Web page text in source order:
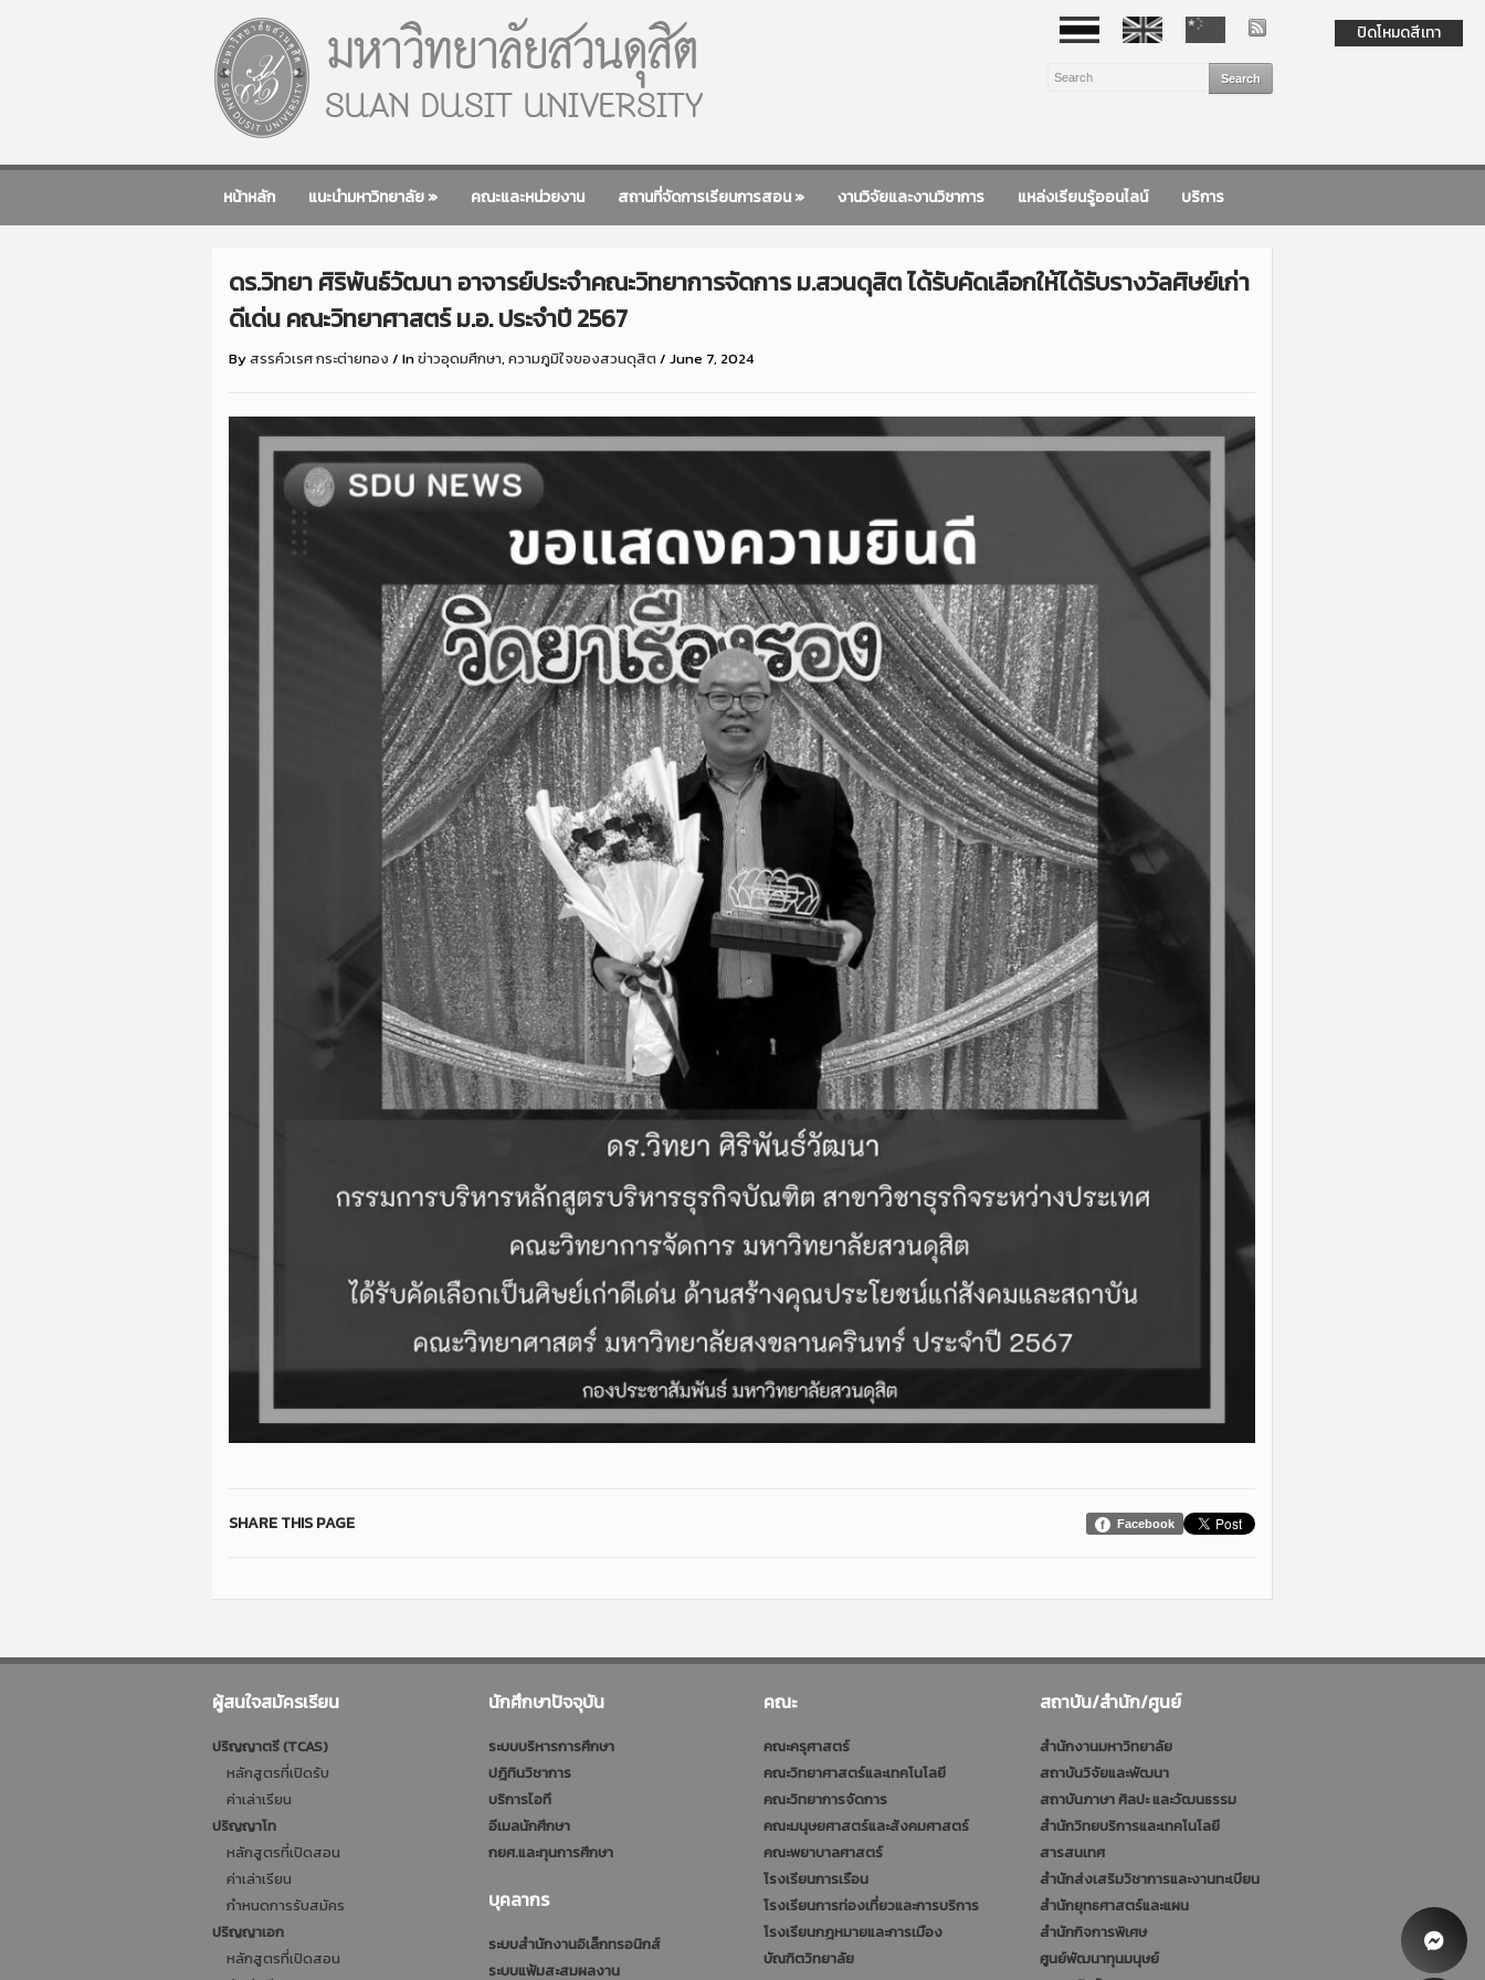
หน้าหลัก แนะนำมหาวิทยาลัย» คณะและหน่วยงาน สถานที่จัดการเรียนการสอน» งานวิจัยและงานวิชาการ แหล่งเรียนรู้ออนไลน์ บริการ
ดร.วิทยา ศิริพันธ์วัฒนา อาจารย์ประจำคณะวิทยาการจัดการ ม.สวนดุสิต ได้รับคัดเลือกให้ได้รับรางวัลศิษย์เก่า
ดีเด่น คณะวิทยาศาสตร์ ม.อ. ประจำปี 2567
Byสรรค์วเรศ กระต่ายทอง / Inข่าวอุดมศึกษา, ความภูมิใจของสวนดุสิต / June 7, 2024
Facebook
SHARE THIS PAGE
ผู้สนใจสมัครเรียน
ปริญญาตรี (TCAS)
หลักสูตรที่เปิดรับ
ค่าเล่าเรียน
ปริญญาโท
หลักสูตรที่เปิดสอน
ค่าเล่าเรียน
กำหนดการรับสมัคร
ปริญญาเอก
หลักสูตรที่เปิดสอน
นักศึกษาปัจจุบัน
ระบบบริหารการศึกษา
ปฎิทินวิชาการ
บริการไอที
อีเมลนักศึกษา
กยศ.และทุนการศึกษา
บุคลากร
ระบบสำนักงานอิเล็กทรอนิกส์
ระบบแฟ้มสะสมผลงาน
คณะ
คณะครุศาสตร์
คณะวิทยาศาสตร์และเทคโนโลยี
คณะวิทยาการจัดการ
คณะมนุษยศาสตร์และสังคมศาสตร์
คณะพยาบาลศาสตร์
โรงเรียนการเรือน
โรงเรียนการท่องเที่ยวและการบริการ
โรงเรียนกฎหมายและการเมือง
บัณฑิตวิทยาลัย
สถาบัน/สำนัก/ศูนย์
สำนักงานมหาวิทยาลัย
สถาบันวิจัยและพัฒนา
สถาบันภาษา ศิลปะ และวัฒนธรรม
สำนักวิทยบริการและเทคโนโลยี
สารสนเทศ
สำนักส่งเสริมวิชาการและงานทะเบียน
สำนักยุทธศาสตร์และแผน
สำนักกิจการพิเศษ
ศูนย์พัฒนาทุนมนุษย์
ปิดโหมดสีเทา